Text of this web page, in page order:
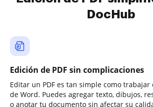
DocHub
Edición de PDF sin complicaciones
Editar un PDF es tan simple como
de Word. Puedes agregar texto, dibujos,
o anotar tu documento sin afectar su